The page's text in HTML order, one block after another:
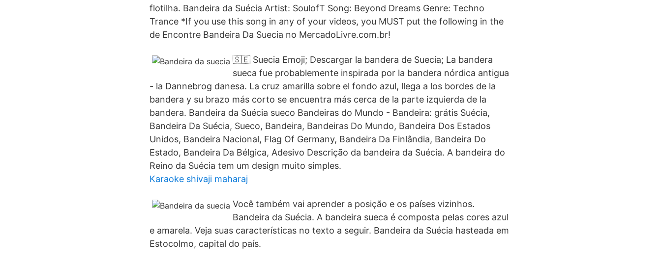
flotilha. Bandeira da Suécia Artist: SoulofT Song: Beyond Dreams Genre: Techno
Trance *If you use this song in any of your videos, you MUST put the following in the
de Encontre Bandeira Da Suecia no MercadoLivre.com.br!
🇸🇪 Suecia Emoji; Descargar la bandera de Suecia; La bandera
sueca fue probablemente inspirada por la bandera nórdica antigua
- la Dannebrog danesa. La cruz amarilla sobre el fondo azul, llega a los bordes de la
bandera y su brazo más corto se encuentra más cerca de la parte izquierda de la
bandera. Bandeira da Suécia sueco Bandeiras do Mundo - Bandeira: grátis Suécia,
Bandeira Da Suécia, Sueco, Bandeira, Bandeiras Do Mundo, Bandeira Dos Estados
Unidos, Bandeira Nacional, Flag Of Germany, Bandeira Da Finlândia, Bandeira Do
Estado, Bandeira Da Bélgica, Adesivo Descrição da bandeira da Suécia. A bandeira do
Reino da Suécia tem um design muito simples.
Karaoke shivaji maharaj
Você também vai aprender a posição e os países vizinhos.
Bandeira da Suécia. A bandeira sueca é composta pelas cores azul
e amarela. Veja suas características no texto a seguir. Bandeira da Suécia hasteada em
Estocolmo, capital do país.